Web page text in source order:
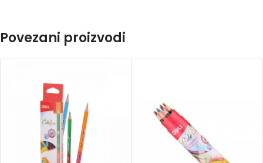
Povezani proizvodi